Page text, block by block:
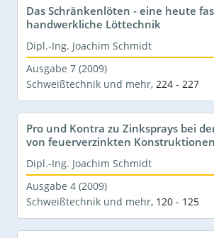
Das Schränkenlöten - eine heute
handwerkliche Löttechnik
Dipl.-Ing. Joachim Schmidt
Ausgabe 7 (2009)
Schweißtechnik und mehr, 224 - 227
Pro und Kontra zu Zinksprays bei
von feuerverzinkten Konstruktionen
Dipl.-Ing. Joachim Schmidt
Ausgabe 4 (2009)
Schweißtechnik und mehr, 120 - 125